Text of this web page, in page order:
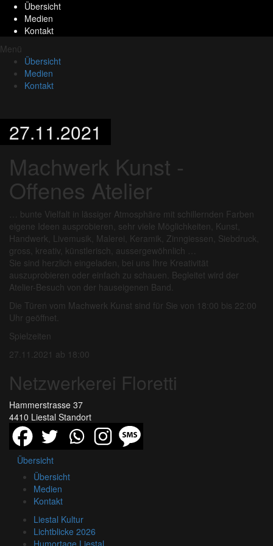
Übersicht
Medien
Kontakt
Menü
Übersicht
Medien
Kontakt
27.11.2021
Machwerk Kunst -
Offenes Atelier
… bunte Vielfalt in lässiger Atmosphäre mit schillernden Farben
eigene Ideen ausprobieren, sehr viele Möglichkeiten, Kunst,
Handwerk, Livemusik, Malerei, Keramik, Zinngiessen, Siebdruck,
gross, kreativ, künstlerisch, aussergewöhnlich …
Sie sind herzlich eingeladen, bei uns Ihre Kreativität
auszuprobieren oder einfach zu schauen. Begleitet wird der
Atelier-Besuch von der hauseigenen Band.
Die Türen vom Machwerk Kunst sind für Sie von 18:00 bis 22:00
Uhr geöffnet.
Spielzeiten
27.11.2021 ab 18:00
Netzwerkerei Floretti
Hammerstrasse 37
4410 Liestal Standort
Übersicht
Übersicht
Medien
Kontakt
Liestal Kultur
Lichtblicke 2026
Humortage Liestal